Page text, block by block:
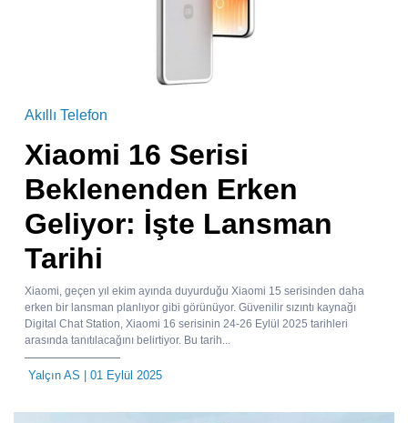
Akıllı Telefon
Xiaomi 16 Serisi
Beklenenden Erken
Geliyor: İşte Lansman
Tarihi
Xiaomi, geçen yıl ekim ayında duyurduğu Xiaomi 15 serisinden daha
erken bir lansman planlıyor gibi görünüyor. Güvenilir sızıntı kaynağı
Digital Chat Station, Xiaomi 16 serisinin 24-26 Eylül 2025 tarihleri
arasında tanıtılacağını belirtiyor. Bu tarih...
Yalçın AS | 01 Eylül 2025